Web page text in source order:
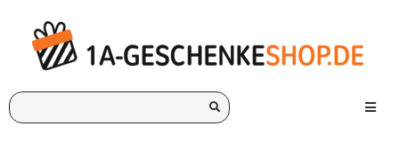
Ich
suche
Menü